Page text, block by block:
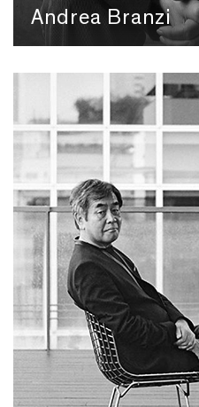
Andrea Branzi